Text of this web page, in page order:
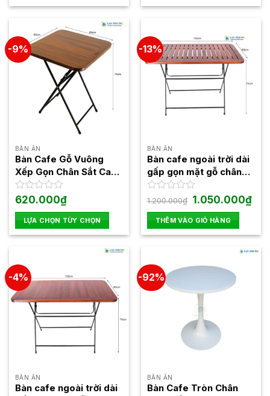
5
5
-9%
BÀN ĂN
Bàn Cafe Gỗ Vuông
Xếp Gọn Chân Sắt Cao
Fansipan Patio 02
Được
hạng
0
5
620.000₫
LỰA CHỌN TÙY CHỌN
Sản
có
nhiều
biến
thể
được
-13%
BÀN ĂN
Bàn cafe ngoài trời dài
gấp gọn mặt gỗ chân
sắt Fansipan Patio 03
Được
hạng
0
5
1.200.000₫ Giá
gốc
là:
1.200.000₫.
1.050.000₫Giá
hiện
THÊM VÀO GIỎ HÀNG
-4%
BÀN ĂN
Bàn cafe ngoài trời dài
-92%
BÀN ĂN
Bàn Cafe Tròn Chân